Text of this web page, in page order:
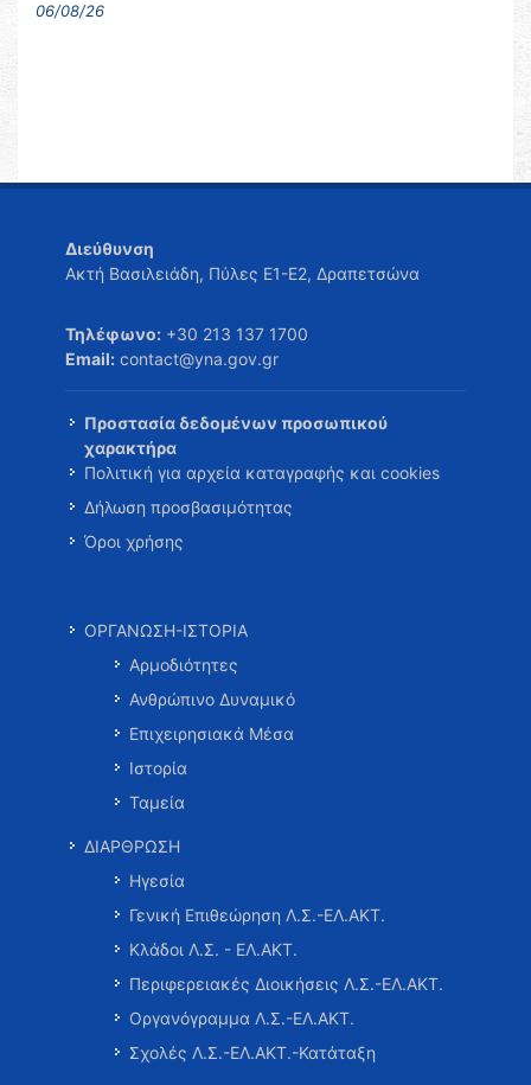
06/08/26
Διεύθυνση
Ακτή Βασιλειάδη, Πύλες Ε1-Ε2, Δραπετσώνα
Τηλέφωνο: +30 213 137 1700
Email: contact@yna.gov.gr
Προστασία δεδομένων προσωπικού
χαρακτήρα
Πολιτική για αρχεία καταγραφής και cookies
Δήλωση προσβασιμότητας
Όροι χρήσης
ΟΡΓΑΝΩΣΗ-ΙΣΤΟΡΙΑ
Αρμοδιότητες
Ανθρώπινο Δυναμικό
Επιχειρησιακά Μέσα
Ιστορία
Ταμεία
ΔΙΑΡΘΡΩΣΗ
Ηγεσία
Γενική Επιθεώρηση Λ.Σ.-ΕΛ.ΑΚΤ.
Κλάδοι Λ.Σ. - ΕΛ.ΑΚΤ.
Περιφερειακές Διοικήσεις Λ.Σ.-ΕΛ.ΑΚΤ.
Οργανόγραμμα Λ.Σ.-ΕΛ.ΑΚΤ.
Σχολές Λ.Σ.-ΕΛ.ΑΚΤ.-Κατάταξη